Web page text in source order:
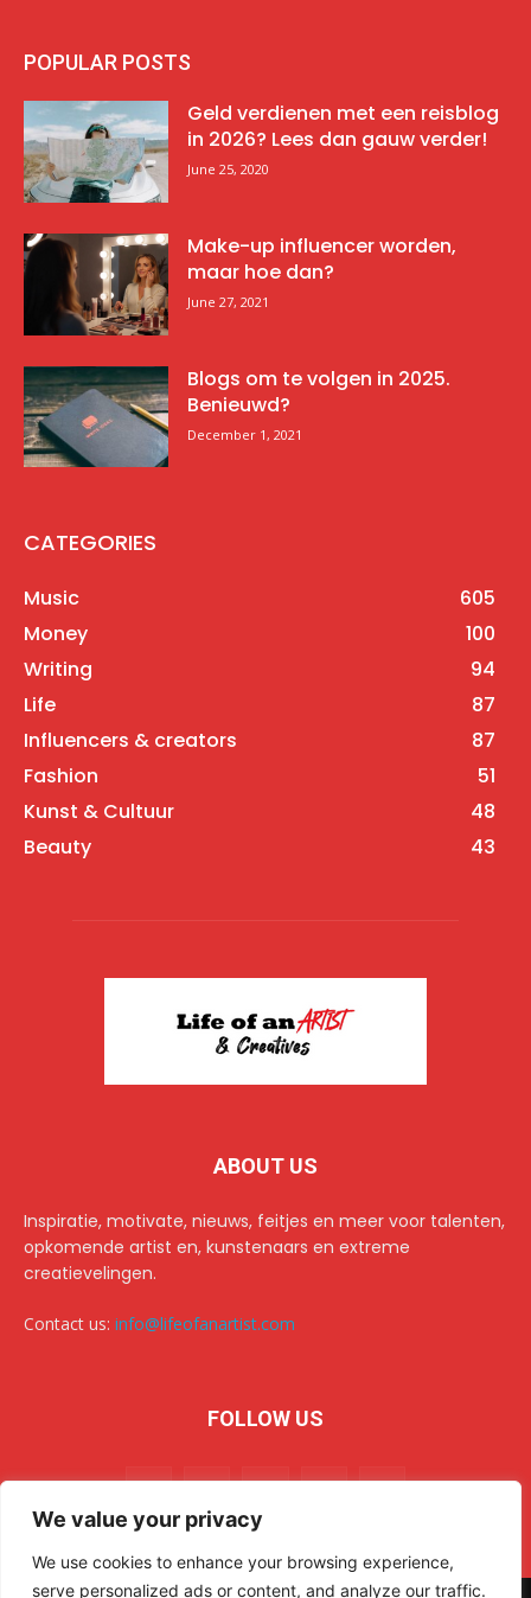
We value your privacy
We use cookies to enhance your browsing experience,
serve personalized ads or content, and analyze our traffic.
POPULAR POSTS
Geld verdienen met een reisblog
in 2026? Lees dan gauw verder!
June 25, 2020
Make-up influencer worden,
maar hoe dan?
June 27, 2021
Blogs om te volgen in 2025.
Benieuwd?
December 1, 2021
CATEGORIES
Music
605
Money
100
Writing
94
Life
87
Influencers & creators
87
Fashion
51
Kunst & Cultuur
48
Beauty
43
ABOUT US
Inspiratie, motivate, nieuws, feitjes en meer voor talenten,
opkomende artist en, kunstenaars en extreme
creatievelingen.
Contact us: info@lifeofanartist.com
FOLLOW US